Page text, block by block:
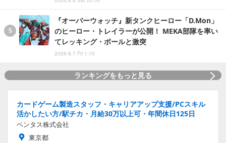
『オーバーウォッチ』新タンクヒーロー「D.Mon」
のヒーロー・トレイラーが公開！ MEKA部隊を率い
てレッキング・ボールと激突
2026.8.7 Fri 1:15
ランキングをもっと見る
カードゲーム製造スタッフ・キャリアアップ支援/PCスキル
活かしたい方/駅チカ・月給30万以上可・年間休日125日
ベンタス株式会社
東京都